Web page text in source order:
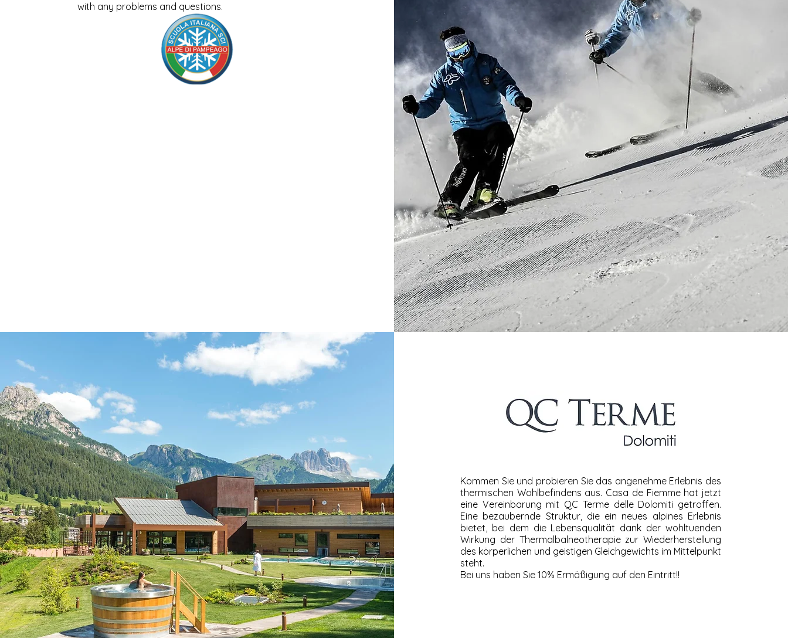
with any problems and questions.
Kommen Sie und probieren Sie das angenehme Erlebnis des
thermischen Wohlbefindens aus. Casa de Fiemme hat jetzt
eine Vereinbarung mit QC Terme delle Dolomiti getroffen.
Eine bezaubernde Struktur, die ein neues alpines Erlebnis
bietet, bei dem die Lebensqualität dank der wohltuenden
Wirkung der Thermalbalneotherapie zur Wiederherstellung
des körperlichen und geistigen Gleichgewichts im Mittelpunkt
steht.
Bei uns haben Sie 10% Ermäßigung auf den Eintritt!!